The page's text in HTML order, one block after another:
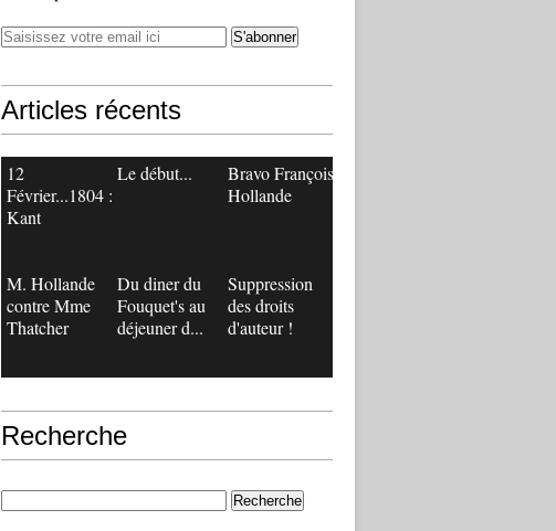
Articles récents
12
Février...1804 :
Kant
Le début...
Bravo François
Hollande
M. Hollande
contre Mme
Thatcher
Du diner du
Fouquet's au
déjeuner d...
Suppression
des droits
d'auteur !
Recherche